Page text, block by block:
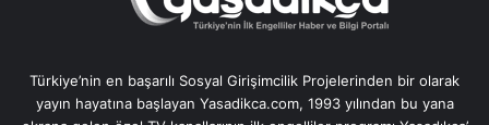
Türkiye’nin en başarılı Sosyal Girişimcilik Projelerinden bir olarak
yayın hayatına başlayan Yasadikca.com, 1993 yılından bu yana